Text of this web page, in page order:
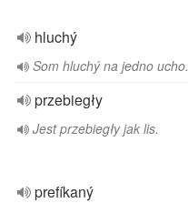
hluchý
Som hluchý na jedno ucho.
przebiegły
Jest przebiegły jak lis.
prefíkaný